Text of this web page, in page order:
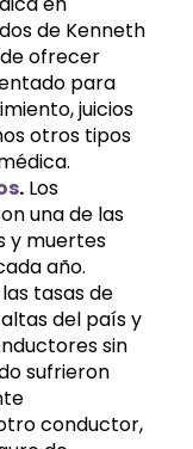
de Kenneth
ofrecer
para
juicios
otros tipos
. Los
una de las
y muertes
año.
tasas de
del país y
sin
sufrieron
conductor,